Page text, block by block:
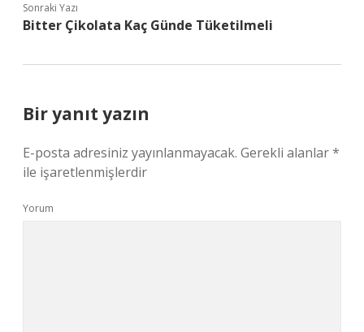
Sonraki Yazı
Bitter Çikolata Kaç Günde Tüketilmeli
Bir yanıt yazın
E-posta adresiniz yayınlanmayacak. Gerekli alanlar*
ile işaretlenmişlerdir
Yorum